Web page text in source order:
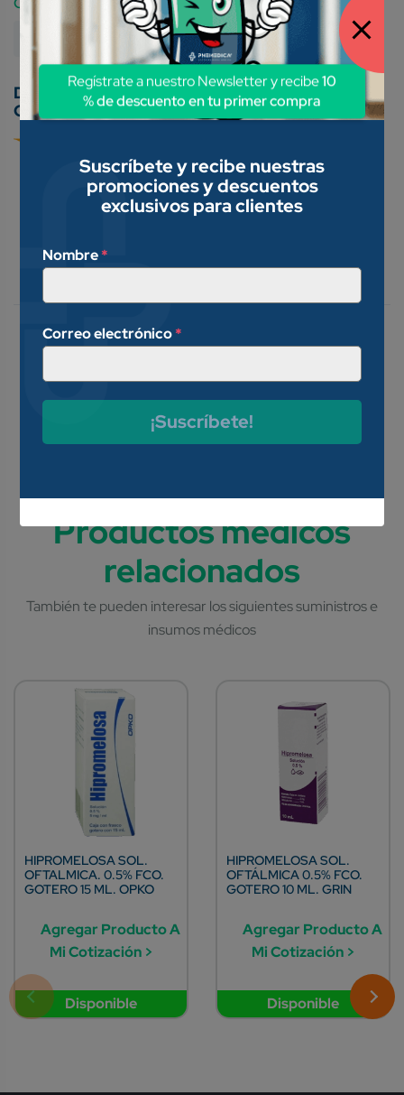
Medicamentos Genéricos
Conoce nuestros métodos de pago:
Anestésico y antiinflamatorio
hemorroides. Fisuras anales.
Prurito anal. Proctitis. Pre y
postoperatorio en cirugía
Disponible
HIPROMELOSA SOL.
OFTALMICA. 0.5% FCO.
GOTERO 15 ML. OPKO
Agregar Producto A
Mi Cotización >
Disponible
HIPROMELOSA SOL.
OFTÁLMICA 0.5% FCO.
GOTERO 10 ML. GRIN
Agregar Producto A
Mi Cotización >
Suscríbete y recibe nuestras
promociones y descuentos
exclusivos para clientes
Nombre*
Correo electrónico*
¡Suscríbete!
Regístrate a nuestro Newsletter y recibe10
% de descuento en tu primer compra